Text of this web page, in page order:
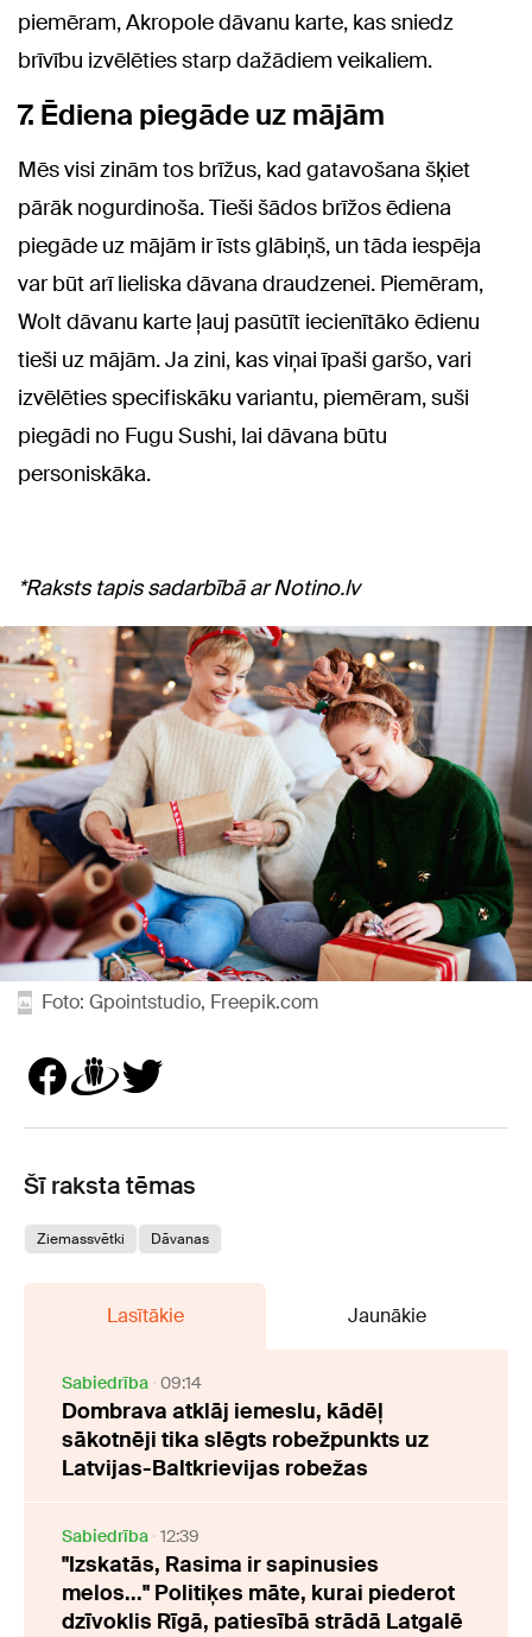
piemēram, Akropole dāvanu karte, kas sniedz
brīvību izvēlēties starp dažādiem veikaliem.
7. Ēdiena piegāde uz mājām
Mēs visi zinām tos brīžus, kad gatavošana šķiet
pārāk nogurdinoša. Tieši šādos brīžos ēdiena
piegāde uz mājām ir īsts glābiņš, un tāda iespēja
var būt arī lieliska dāvana draudzenei. Piemēram,
Wolt dāvanu karte ļauj pasūtīt iecienītāko ēdienu
tieši uz mājām. Ja zini, kas viņai īpaši garšo, vari
izvēlēties specifiskāku variantu, piemēram, suši
piegādi no Fugu Sushi, lai dāvana būtu
personiskāka.
*Raksts tapis sadarbībā ar Notino.lv
Foto: Gpointstudio, Freepik.com
Šī raksta tēmas
Ziemassvētki Dāvanas
Lasītākie Jaunākie
Sabiedrība 09:14
Dombrava atklāj iemeslu, kādēļ
sākotnēji tika slēgts robežpunkts uz
Latvijas-Baltkrievijas robežas
Sabiedrība 12:39
"Izskatās, Rasima ir sapinusies
melos..." Politiķes māte, kurai piederot
dzīvoklis Rīgā, patiesībā strādā Latgalē